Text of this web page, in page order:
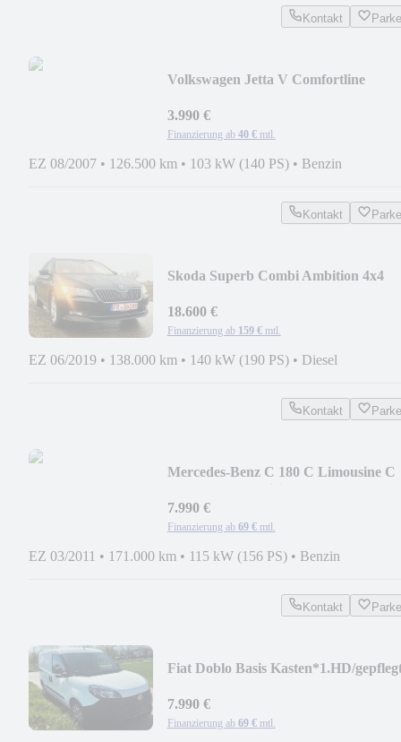
Kontakt
Volkswagen Jetta V Comfortline
3.990 €
Finanzierung ab 40 € mtl.
EZ 08/2007 • 126.500 km • 103 kW (140 PS) • Benzin
Kontakt
Skoda Superb Combi Ambition 4x4
18.600 €
Finanzierung ab 159 € mtl.
EZ 06/2019 • 138.000 km • 140 kW (190 PS) • Diesel
Kontakt
Mercedes-Benz C 180 C Limousine C
7.990 €
Finanzierung ab 69 € mtl.
EZ 03/2011 • 171.000 km • 115 kW (156 PS) • Benzin
Kontakt
Fiat Doblo Basis Kasten*1.HD/
7.990 €
Finanzierung ab 69 € mtl.